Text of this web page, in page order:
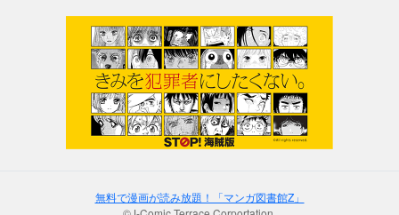
無料で漫画が読み放題！「マンガ図書館Z」